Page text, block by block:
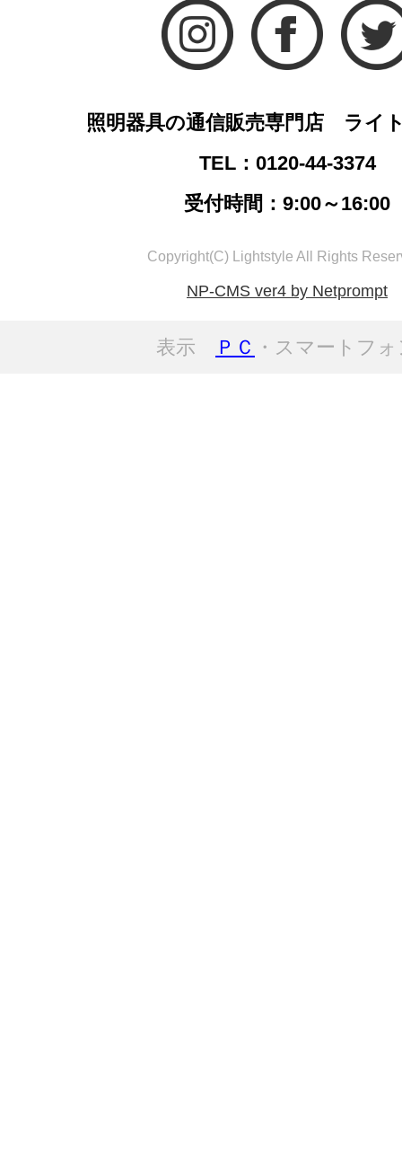
照明器具の通信販売専門店 ライ
TEL：0120-44-3374
受付時間：9:00～16:00
Copyright(C) Lightstyle All Rights
NP-CMS ver4 by Netprompt
表示 ＰＣ ・スマートフ